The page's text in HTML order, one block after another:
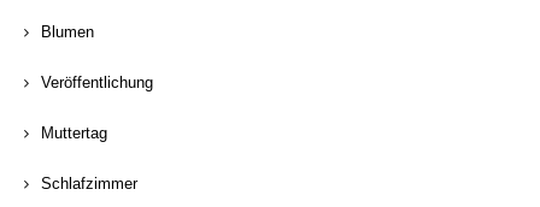
Blumen
Veröffentlichung
Muttertag
Schlafzimmer